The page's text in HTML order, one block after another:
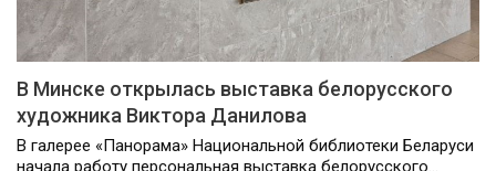
В Минске открылась выставка белорусского
художника Виктора Данилова
В галерее «Панорама» Национальной библиотеки Беларуси
начала работу персональная выставка белорусского…